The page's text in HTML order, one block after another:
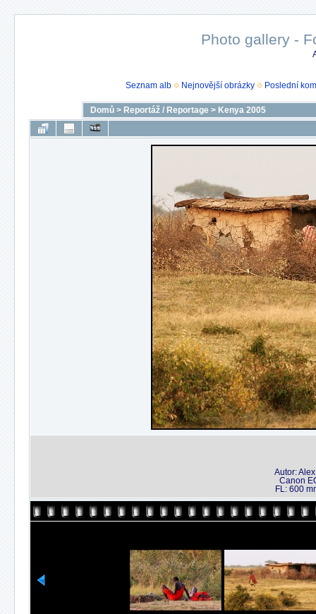
Photo gallery -
Seznam alb Nejnovější obrázky Poslední
Domů > Reportáž / Reportage > Kenya 2005
Autor:
Canon
FL: 600